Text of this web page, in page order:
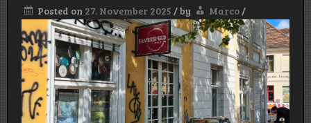
Posted on 27. November 2025 /by Marco /